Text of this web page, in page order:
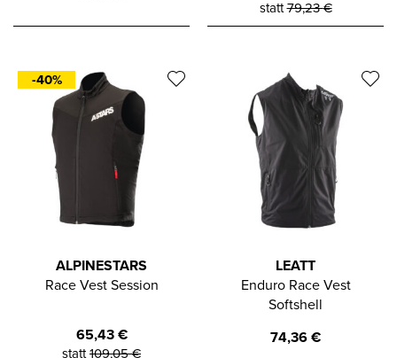
statt79,23€
-40%
ALPINESTARS
Race Vest Session
65,43€
statt109,05€
LEATT
Enduro Race Vest
Softshell
74,36€